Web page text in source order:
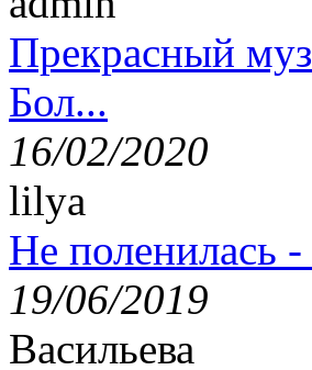
Прекрасный
Бол...
16/02/2020
lilya
Не поленилась
19/06/2019
Васильева